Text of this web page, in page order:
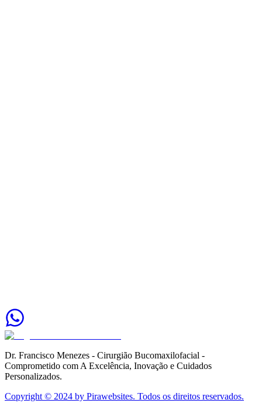
Dr. Francisco Menezes - Cirurgião Bucomaxilofacial -
Comprometido com A Excelência, Inovação e Cuidados
Personalizados.
Copyright © 2024 by Pirawebsites. Todos os direitos reservados.